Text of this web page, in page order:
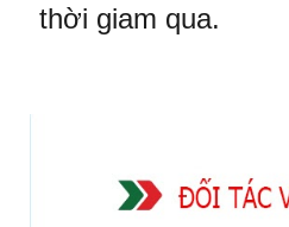
thời giam qua.